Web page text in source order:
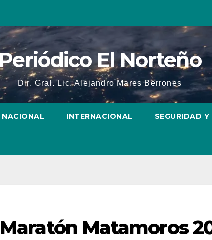
El Norteño
Dir. Gral. Lic. Alejandro Mares Berrones
NACIONAL INTERNACIONAL SEGURIDAD
Matamoros